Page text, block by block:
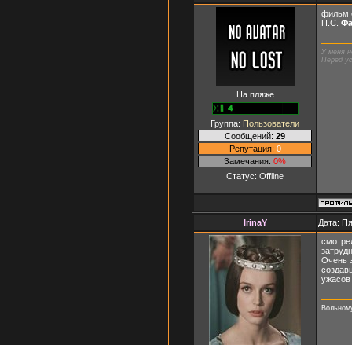
На пляже
Группа: Пользователи
Сообщений: 29
Репутация: 0
Замечания: 0%
Статус: Offline
фильм
П.С.
У меня
Перед
IrinaY Дата:
Очень
ужасов